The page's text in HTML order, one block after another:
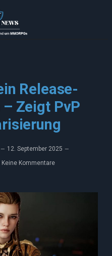
Release-
Zeigt PvP
12. September 2025
Keine Kommentare